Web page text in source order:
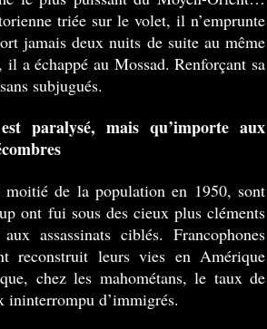
triée sur le volet, il n’emprunte
jamais deux nuits de suite au même
a échappé au Mossad. Renforçant sa
subjugués.
paralysé, mais qu’importe aux
moitié de la population en 1950, sont
fui sous des cieux plus cléments
assassinats ciblés. Francophones
reconstruit leurs vies en Amérique
chez les mahométans, le taux de
ininterrompu d’immigrés.